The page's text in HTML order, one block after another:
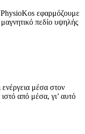
εφαρμόζουμε
πεδίο υψηλής
μέσα στον
ιστό από μέσα, γι’ αυτό